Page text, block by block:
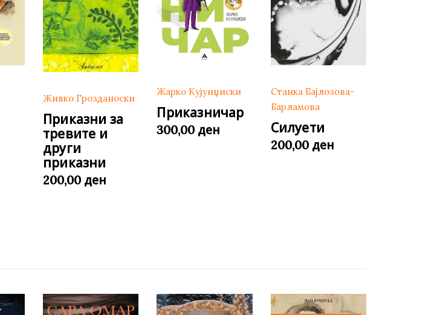
Живко Грозданоски
Приказни за
тревите и
други
приказни
200,00 ден
Жарко Кујунџиски
Приказничар
300,00 ден
Станка Бајлозова-
Барламова
Силуети
200,00 ден